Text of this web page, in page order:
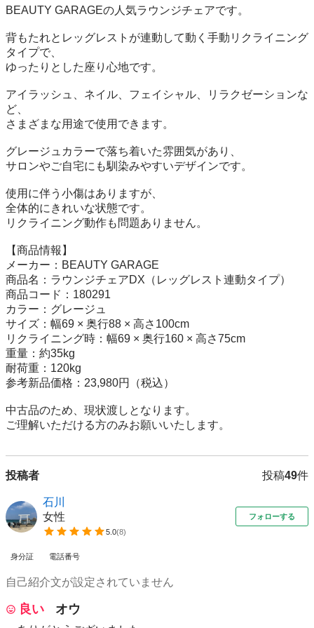
BEAUTY GARAGEの人気ラウンジチェアです。
背もたれとレッグレストが連動して動く手動リクライニング
タイプで、
ゆったりとした座り心地です。
アイラッシュ、ネイル、フェイシャル、リラクゼーションな
ど、
さまざまな用途で使用できます。
グレージュカラーで落ち着いた雰囲気があり、
サロンやご自宅にも馴染みやすいデザインです。
使用に伴う小傷はありますが、
全体的にきれいな状態です。
リクライニング動作も問題ありません。
【商品情報】
メーカー：BEAUTY GARAGE
商品名：ラウンジチェアDX（レッグレスト連動タイプ）
商品コード：180291
カラー：グレージュ
サイズ：幅69 × 奥行88 × 高さ100cm
リクライニング時：幅69 × 奥行160 × 高さ75cm
重量：約35kg
耐荷重：120kg
参考新品価格：23,980円（税込）
中古品のため、現状渡しとなります。
ご理解いただける方のみお願いいたします。
投稿者 投稿49件
石川
女性
5.0(8)
フォローする
身分証 電話番号
自己紹介文が設定されていません
良い オウ